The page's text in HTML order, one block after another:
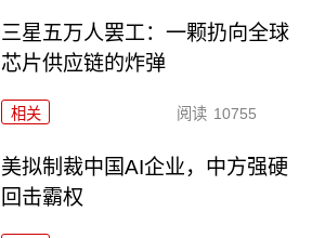
三星五万人罢工：一颗扔向全球
芯片供应链的炸弹
相关 阅读 10755
美拟制裁中国AI企业，中方强硬
回击霸权